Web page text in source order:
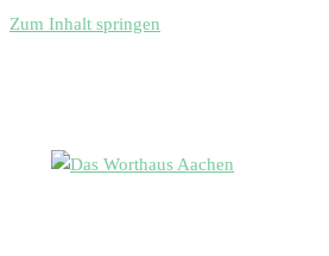
Zum Inhalt springen